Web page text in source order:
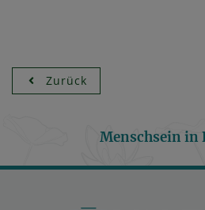
Zurück
Menschsein in